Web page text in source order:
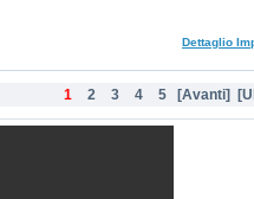
Dettaglio
[Avanti]
5
4
3
2
1